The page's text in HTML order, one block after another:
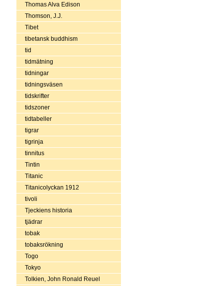
Thomas Alva Edison
Thomson, J.J.
Tibet
tibetansk buddhism
tid
tidmätning
tidningar
tidningsväsen
tidskrifter
tidszoner
tidtabeller
tigrar
tigrinja
tinnitus
Tintin
Titanic
Titanicolyckan 1912
tivoli
Tjeckiens historia
tjädrar
tobak
tobaksrökning
Togo
Tokyo
Tolkien, John Ronald Reuel